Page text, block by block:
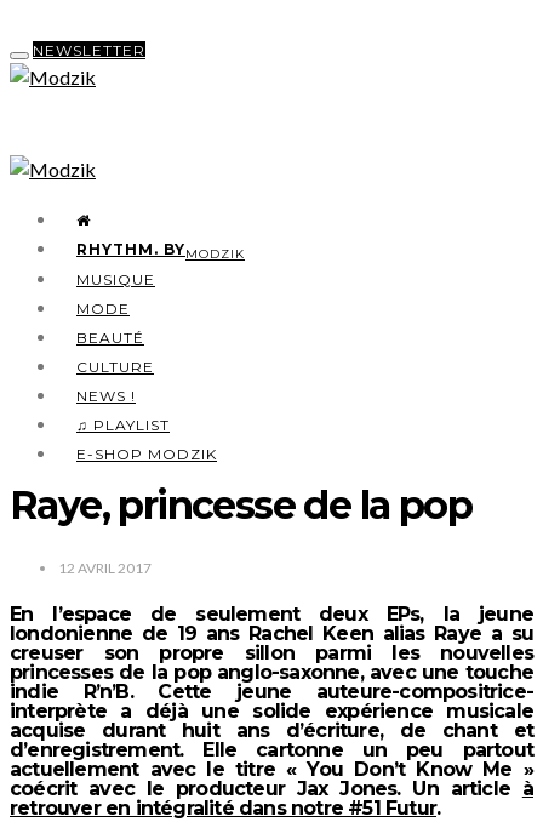
NEWSLETTER
RHYTHM. BYMODZIK
MUSIQUE
MODE
BEAUTÉ
CULTURE
NEWS !
♫ PLAYLIST
E-SHOP MODZIK
Raye, princesse de la pop
12 AVRIL 2017
En l’espace de seulement deux EPs, la jeune
londonienne de 19 ans Rachel Keen alias Raye a su
creuser son propre sillon parmi les nouvelles
princesses de la pop anglo-saxonne, avec une touche
indie R’n’B. Cette jeune auteure-compositrice-
interprète a déjà une solide expérience musicale
acquise durant huit ans d’écriture, de chant et
d’enregistrement. Elle cartonne un peu partout
actuellement avec le titre « You Don’t Know Me »
coécrit avec le producteur Jax Jones. Un article à
retrouver en intégralité dans notre #51 Futur.